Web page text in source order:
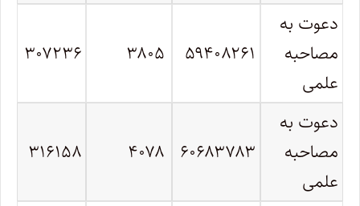
دعوت به
مصاحبه
علمی
۵۹۴۰۸۲۶۱ ۳۸۰۵ ۳۰۷۲۳۶
دعوت به
مصاحبه
علمی
۶۰۶۸۳۷۸۳ ۴۰۷۸ ۳۱۶۱۵۸